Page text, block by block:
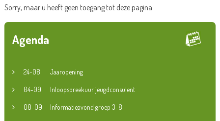
Sorry, maar u heeft geen toegang tot deze pagina.
Agenda
24-08 Jaaropening
04-09 Inloopspreekuur jeugdconsulent
08-09 Informatieavond groep 3-8